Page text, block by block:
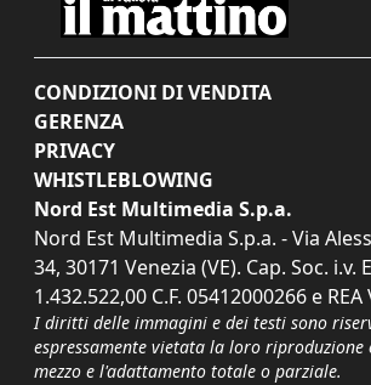
CONDIZIONI DI VENDITA
GERENZA
PRIVACY
WHISTLEBLOWING
Nord Est Multimedia S.p.a.
Nord Est Multimedia S.p.a. - Via
34, 30171 Venezia (VE). Cap. Soc. i.v.
1.432.522,00 C.F. 05412000266 e REA
I diritti delle immagini e dei testi sono
espressamente vietata la loro riproduzione
mezzo e l'adattamento totale o parziale.